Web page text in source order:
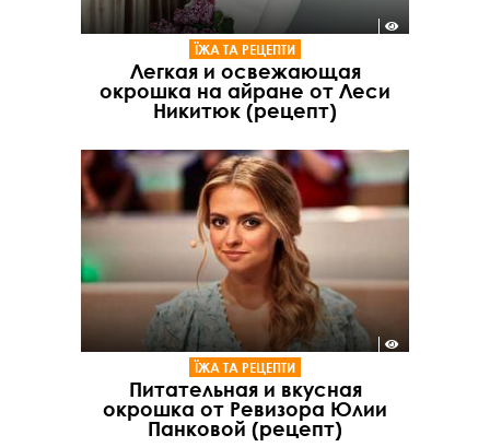
ЇЖА ТА РЕЦЕПТИ
Легкая и освежающая
окрошка на айране от Леси
Никитюк (рецепт)
ЇЖА ТА РЕЦЕПТИ
Питательная и вкусная
окрошка от Ревизора Юлии
Панковой (рецепт)